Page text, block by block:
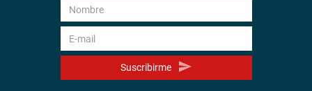
Suscribirme